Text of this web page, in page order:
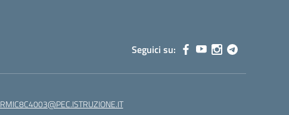
Seguici su:
RMIC8C4003@PEC.ISTRUZIONE.IT